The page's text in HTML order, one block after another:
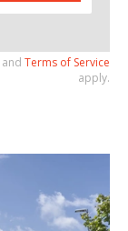
and Terms of Service
apply.